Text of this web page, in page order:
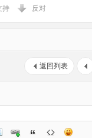
持 反对
返回列表